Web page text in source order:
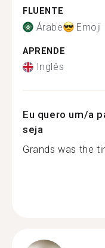
FLUENTE
Árabe Emoji
APRENDE
Inglês
Eu quero um/a
seja
Grands was the